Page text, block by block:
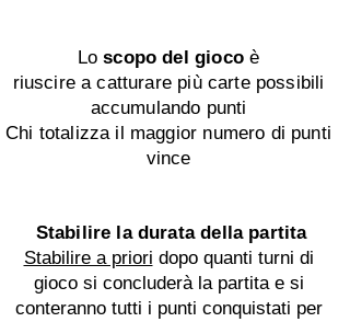
Loscopo del giocoè
riuscire a catturare più carte possibili
accumulando punti
Chi totalizza il maggior numero di punti
vince
Stabilire la durata della partita
Stabilire a priori dopo quanti turni di
gioco si concluderà la partita e si
conteranno tutti i punti conquistati per